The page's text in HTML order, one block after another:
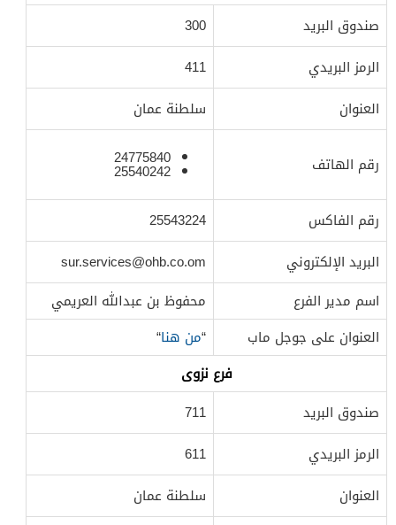
صندوق البريد
300
الرمز البريدي
411
العنوان
سلطنة عمان
رقم الهاتف 24775840
25540242
رقم الفاكس
25543224
البريد الإلكتروني
sur.services@ohb.co.om
اسم مدير الفرع
محفوظ بن عبدالله العريمي
العنوان على جوجل ماب
“من هنا“
فرع نزوى
صندوق البريد
711
الرمز البريدي
611
العنوان
سلطنة عمان